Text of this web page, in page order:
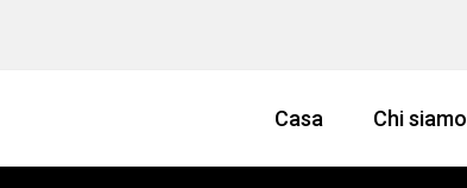
Casa Chi siamo